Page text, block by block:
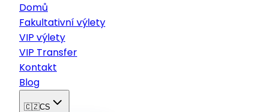
Domů
Fakultativní výlety
VIP výlety
VIP Transfer
Kontakt
Blog
🇨🇿CS